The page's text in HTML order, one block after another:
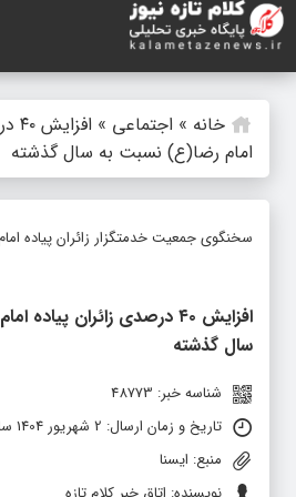
خانه » اجتماعی »
امام رضا(ع) نسبت به سال گذشته
سخنگوی جمعیت خدمتگزار زائران پیاده
افزایش ۴۰ درصدی زائران
سال گذشته
شناسه خبر: 48773
تاریخ و زمان ارسال: 2 شهریور 1404 ساعت 19:45
منبع: ایسنا